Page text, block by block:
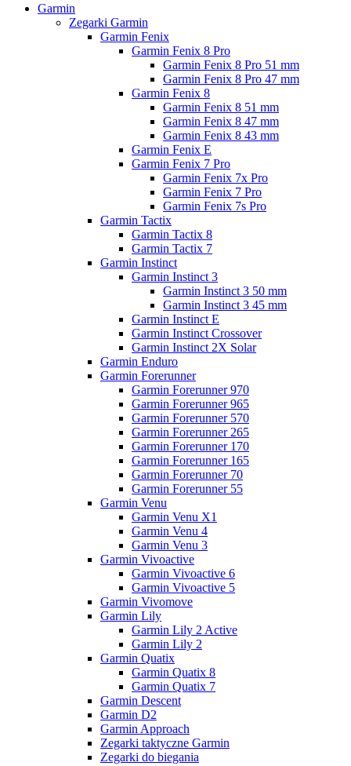
Garmin
Zegarki Garmin
Garmin Fenix
Garmin Fenix 8 Pro
Garmin Fenix 8 Pro 51 mm
Garmin Fenix 8 Pro 47 mm
Garmin Fenix 8
Garmin Fenix 8 51 mm
Garmin Fenix 8 47 mm
Garmin Fenix 8 43 mm
Garmin Fenix E
Garmin Fenix 7 Pro
Garmin Fenix 7x Pro
Garmin Fenix 7 Pro
Garmin Fenix 7s Pro
Garmin Tactix
Garmin Tactix 8
Garmin Tactix 7
Garmin Instinct
Garmin Instinct 3
Garmin Instinct 3 50 mm
Garmin Instinct 3 45 mm
Garmin Instinct E
Garmin Instinct Crossover
Garmin Instinct 2X Solar
Garmin Enduro
Garmin Forerunner
Garmin Forerunner 970
Garmin Forerunner 965
Garmin Forerunner 570
Garmin Forerunner 265
Garmin Forerunner 170
Garmin Forerunner 165
Garmin Forerunner 70
Garmin Forerunner 55
Garmin Venu
Garmin Venu X1
Garmin Venu 4
Garmin Venu 3
Garmin Vivoactive
Garmin Vivoactive 6
Garmin Vivoactive 5
Garmin Vivomove
Garmin Lily
Garmin Lily 2 Active
Garmin Lily 2
Garmin Quatix
Garmin Quatix 8
Garmin Quatix 7
Garmin Descent
Garmin D2
Garmin Approach
Zegarki taktyczne Garmin
Zegarki do biegania